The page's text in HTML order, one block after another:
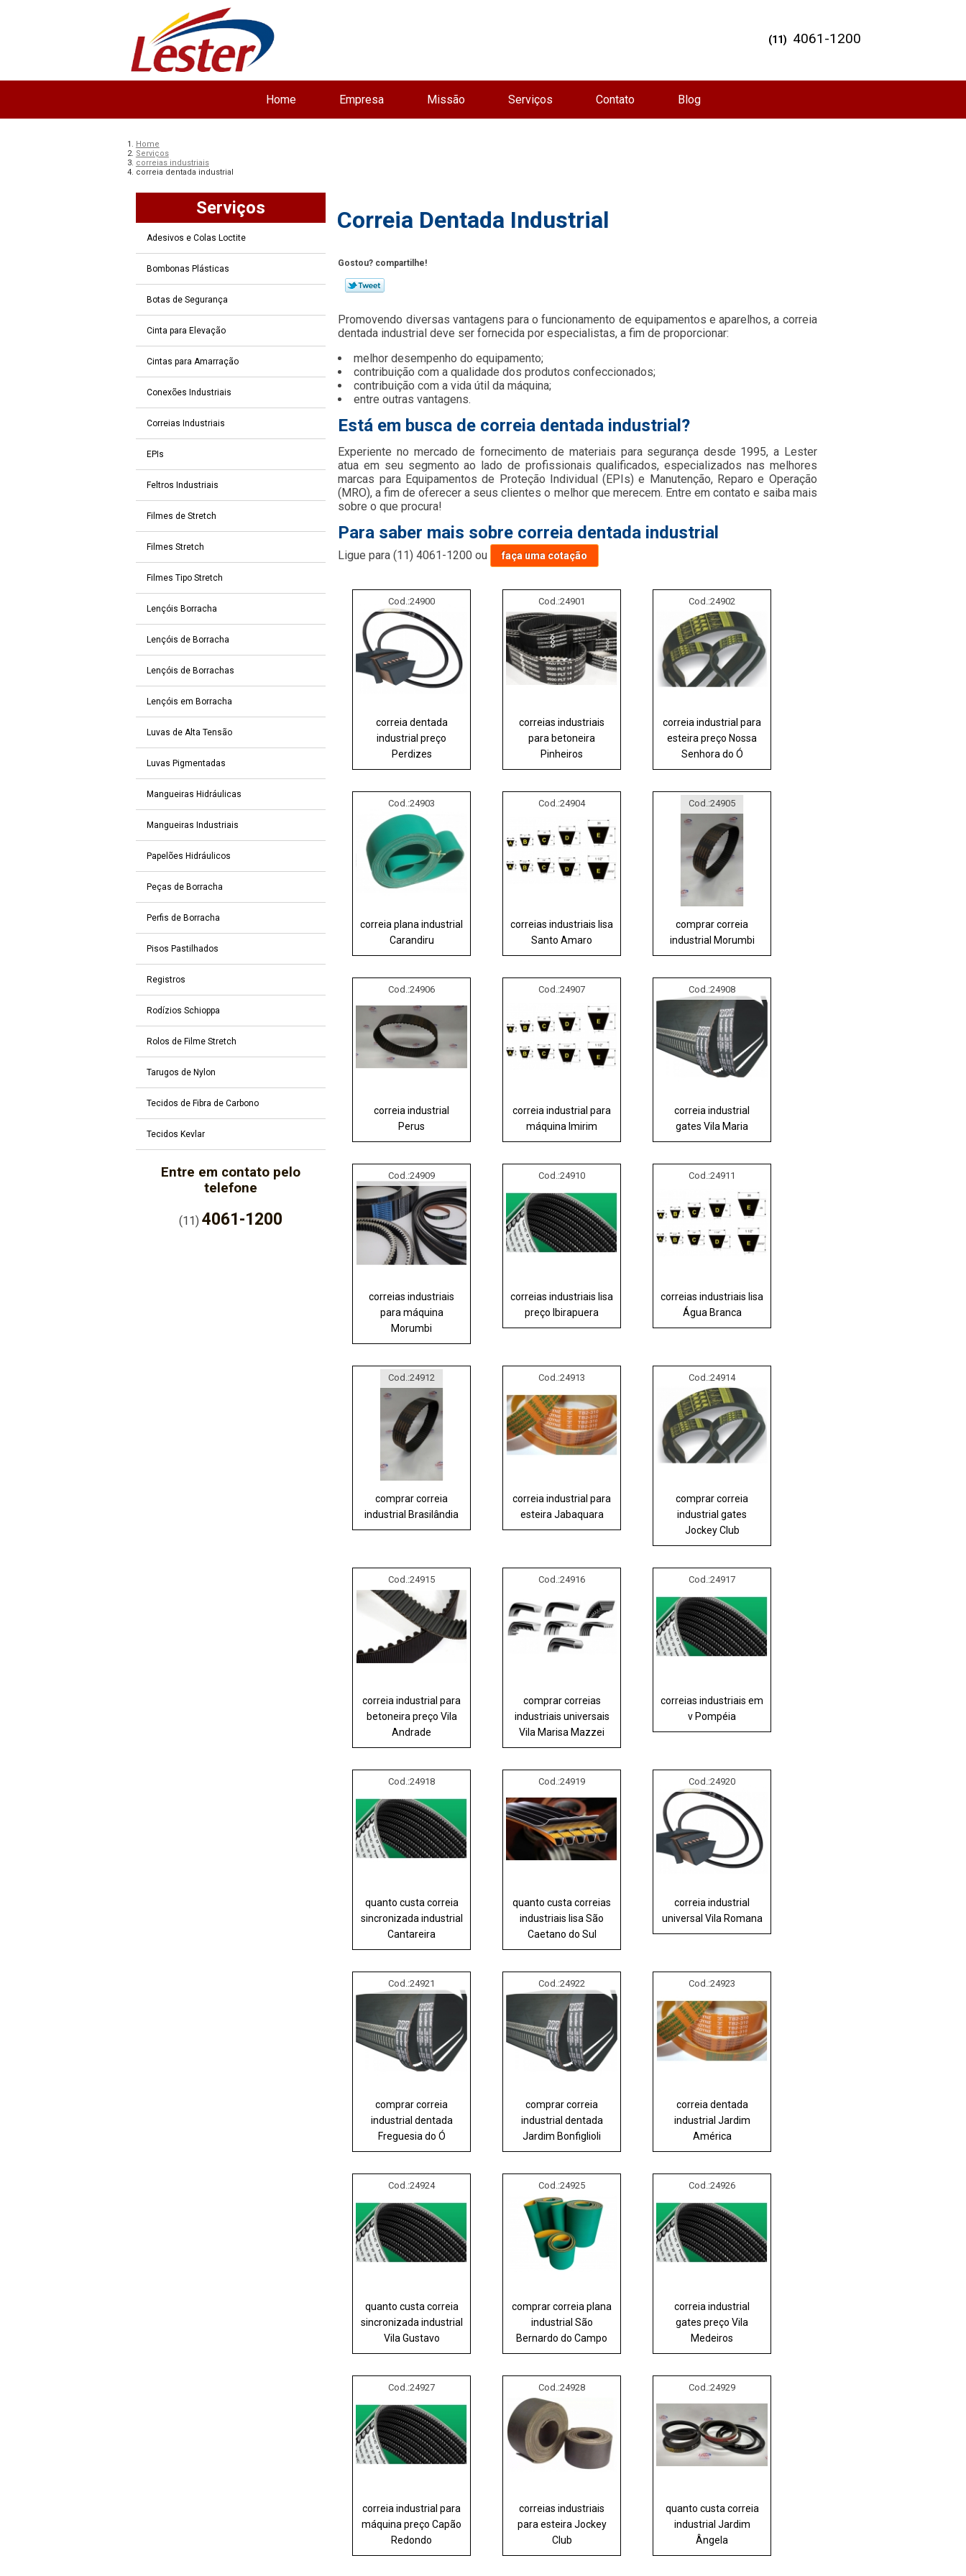
Home Empresa Missão Serviços Contato Blog
(11) 4061-1200
Home
Serviços
correias industriais
correia dentada industrial
Serviços
Adesivos e Colas Loctite
Bombonas Plásticas
Botas de Segurança
Cinta para Elevação
Cintas para Amarração
Conexões Industriais
Correias Industriais
EPIs
Feltros Industriais
Filmes de Stretch
Filmes Stretch
Filmes Tipo Stretch
Lençóis Borracha
Lençóis de Borracha
Lençóis de Borrachas
Lençóis em Borracha
Luvas de Alta Tensão
Luvas Pigmentadas
Mangueiras Hidráulicas
Mangueiras Industriais
Papelões Hidráulicos
Peças de Borracha
Perfis de Borracha
Pisos Pastilhados
Registros
Rodízios Schioppa
Rolos de Filme Stretch
Tarugos de Nylon
Tecidos de Fibra de Carbono
Tecidos Kevlar
Entre em contato pelo
telefone
(11)4061-1200
Correia Dentada Industrial
Gostou? compartilhe!
Promovendo diversas vantagens para o funcionamento de equipamentos e aparelhos, a correia
dentada industrial deve ser fornecida por especialistas, a fim de proporcionar:
melhor desempenho do equipamento;
contribuição com a qualidade dos produtos confeccionados;
contribuição com a vida útil da máquina;
entre outras vantagens.
Está em busca de correia dentada industrial?
Experiente no mercado de fornecimento de materiais para segurança desde 1995, a Lester
atua em seu segmento ao lado de profissionais qualificados, especializados nas melhores
marcas para Equipamentos de Proteção Individual (EPIs) e Manutenção, Reparo e Operação
(MRO), a fim de oferecer a seus clientes o melhor que merecem. Entre em contato e saiba mais
sobre o que procura!
Para saber mais sobre correia dentada industrial
Ligue para(11) 4061-1200 ou faça uma cotação
Cod.:24900
correia dentada
industrial preço
Perdizes
Cod.:24901
correias industriais
para betoneira
Pinheiros
Cod.:24902
correia industrial para
esteira preço Nossa
Senhora do Ó
Cod.:24903
correia plana industrial
Carandiru
Cod.:24904
correias industriais lisa
Santo Amaro
Cod.:24905
comprar correia
industrial Morumbi
Cod.:24906
correia industrial
Perus
Cod.:24907
correia industrial para
máquina Imirim
Cod.:24908
correia industrial
gates Vila Maria
Cod.:24909
correias industriais
para máquina
Morumbi
Cod.:24910
correias industriais lisa
preço Ibirapuera
Cod.:24911
correias industriais lisa
Água Branca
Cod.:24912
comprar correia
industrial Brasilândia
Cod.:24913
correia industrial para
esteira Jabaquara
Cod.:24914
comprar correia
industrial gates
Jockey Club
Cod.:24915
correia industrial para
betoneira preço Vila
Andrade
Cod.:24916
comprar correias
industriais universais
Vila Marisa Mazzei
Cod.:24917
correias industriais em
v Pompéia
Cod.:24918
quanto custa correia
sincronizada industrial
Cantareira
Cod.:24919
quanto custa correias
industriais lisa São
Caetano do Sul
Cod.:24920
correia industrial
universal Vila Romana
Cod.:24921
comprar correia
industrial dentada
Freguesia do Ó
Cod.:24922
comprar correia
industrial dentada
Jardim Bonfiglioli
Cod.:24923
correia dentada
industrial Jardim
América
Cod.:24924
quanto custa correia
sincronizada industrial
Vila Gustavo
Cod.:24925
comprar correia plana
industrial São
Bernardo do Campo
Cod.:24926
correia industrial
gates preço Vila
Medeiros
Cod.:24927
correia industrial para
máquina preço Capão
Redondo
Cod.:24928
correias industriais
para esteira Jockey
Club
Cod.:24929
quanto custa correia
industrial Jardim
Ângela